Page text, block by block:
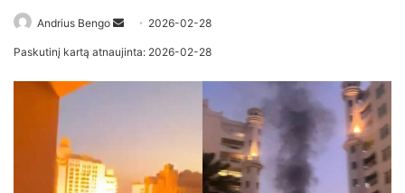
Andrius Bengo
Send 2026-02-28
Paskutinį kartą atnaujinta: 2026-02-28